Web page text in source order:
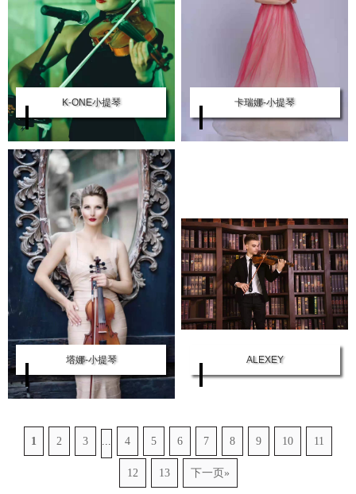
K-ONE小提琴 卡瑞娜-小提琴
塔娜-小提琴 ALEXEY
1 2 3 ... 4 5 6 7 8 9 10 11
12 13 下一页»